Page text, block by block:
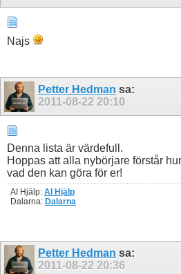
Najs
Petter Hedman sa:
2011-08-22 20:10
Denna lista är värdefull.
Hoppas att alla nybörjare förstår
vad den kan göra för er!
AI Hjälp: AI Hjälp
Dalarna: Dalarna
Petter Hedman sa:
2011-08-22 20:36